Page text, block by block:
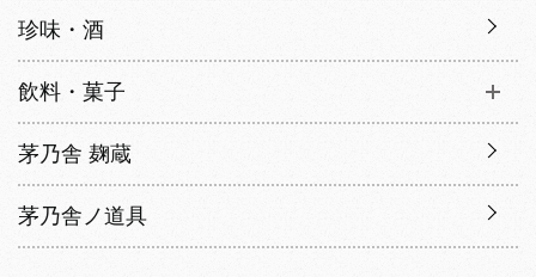
珍味・酒
飲料・菓子
茅乃舎 麹蔵
茅乃舎ノ道具